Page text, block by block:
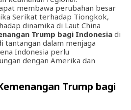
membawa perubahan besar
Serikat terhadap Tiongkok,
dinamika di Laut China
Trump bagi Indonesia di
tantangan dalam menjaga
Indonesia perlu
dengan Amerika dan
Trump bagi